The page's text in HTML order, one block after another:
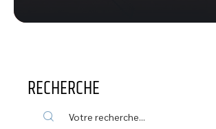
RECHERCHE